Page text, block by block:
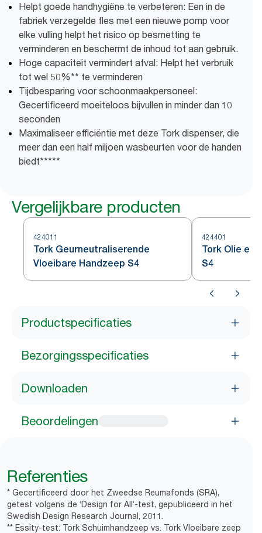
Helpt goede handhygiëne te verbeteren: Een in de
fabriek verzegelde fles met een nieuwe pomp voor
elke vulling helpt het risico op besmetting te
verminderen en beschermt de inhoud tot aan gebruik.
Hoge capaciteit vermindert afval: Helpt het verbruik
tot wel 50%** te verminderen
Tijdbesparing voor schoonmaakpersoneel:
Gecertificeerd moeiteloos bijvullen in minder dan 10
seconden
Maximaliseer efficiëntie met deze Tork dispenser, die
meer dan een half miljoen wasbeurten voor de handen
biedt*****
Vergelijkbare producten
424011
Tork Geurneutraliserende
Vloeibare Handzeep S4
424401
Tork Olie en
S4
Productspecificaties
Bezorgingsspecificaties
Downloaden
Beoordelingen
Referenties
* Gecertificeerd door het Zweedse Reumafonds (SRA),
getest volgens de ‘Design for All’-test, gepubliceerd in het
Swedish Design Research Journal, 2011.
** Essity-test: Tork Schuimhandzeep vs. Tork Vloeibare zeep